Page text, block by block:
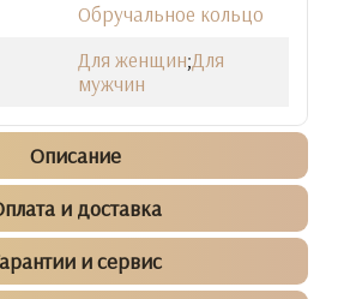
Обручальное кольцо
Для женщин;Для
мужчин
Описание
и доставка
и сервис